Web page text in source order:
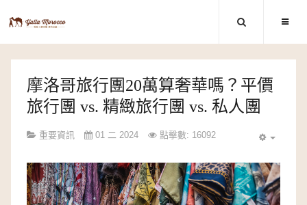
摩洛哥旅行團20萬算奢華嗎？平價
旅行團 vs. 精緻旅行團 vs. 私人團
重要資訊 01 二 2024 點擊數: 16092